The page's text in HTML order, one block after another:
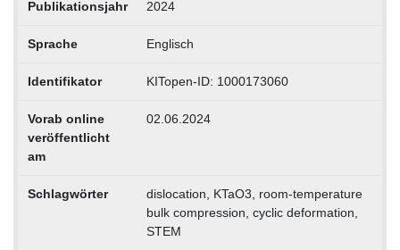
Publikationsjahr 2024
Sprache Englisch
Identifikator KITopen-ID: 1000173060
Vorab online
veröffentlicht
am
02.06.2024
Schlagwörter
dislocation, KTaO3, room-temperature
bulk compression, cyclic deformation,
STEM